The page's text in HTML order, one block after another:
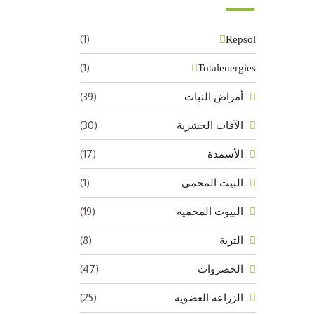
Repsol
(1)
Totalenergies
(1)
أمراض النبات (39)
الآفات الحشرية (30)
الأسمدة (17)
البيت المحمي (1)
البيوت المحمية (19)
التربة (8)
الخضروات (47)
الزراعة العضوية (25)